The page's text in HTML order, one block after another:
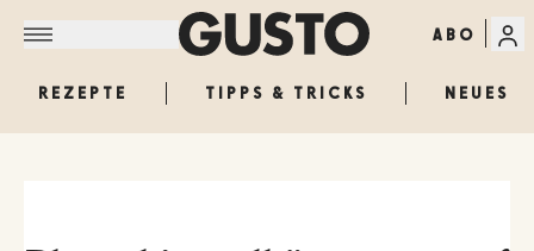
ABO
REZEPTE TIPPS & TRICKS NEUES